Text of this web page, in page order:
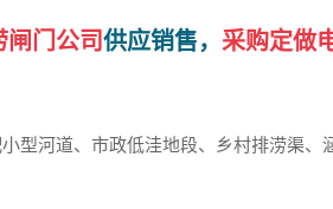
门公司 供应销售， 采购定做
河道、市政低洼地段、乡村排涝渠、